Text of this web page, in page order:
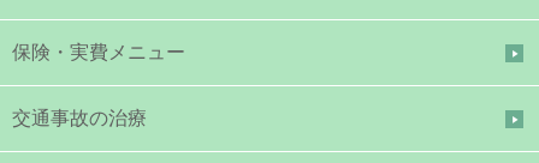
保険・実費メニュー
交通事故の治療